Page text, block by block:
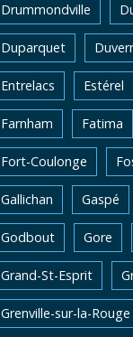
Drummondville
Duparquet
Entrelacs Estérel
Farnham Fatima
Fort-Coulonge
Gallichan Gaspé
Godbout Gore
Grand-St-Esprit
Grenville-sur-la-Rouge